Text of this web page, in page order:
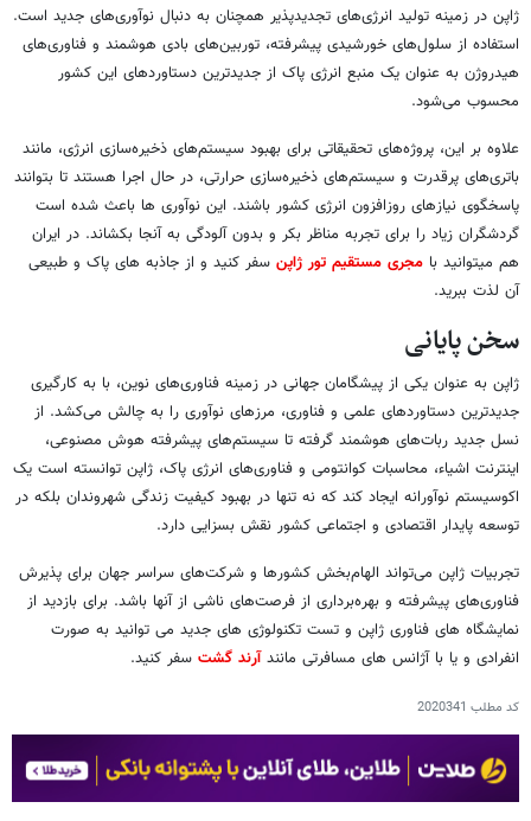
ژاپن در زمینه تولید انرژی‌های تجدیدپذیر همچنان به دنبال نوآوری‌های جدید است.
استفاده از سلول‌های خورشیدی پیشرفته، توربین‌های بادی هوشمند و فناوری‌های
هیدروژن به عنوان یک منبع انرژی پاک از جدیدترین دستاوردهای این کشور
محسوب می‌شود.
علاوه بر این، پروژه‌های تحقیقاتی برای بهبود سیستم‌های ذخیره‌سازی انرژی، مانند
باتری‌های پرقدرت و سیستم‌های ذخیره‌سازی حرارتی، در حال اجرا هستند تا بتوانند
پاسخگوی نیازهای روزافزون انرژی کشور باشند. این نوآوری ها باعث شده است
گردشگران زیاد را برای تجربه مناظر بکر و بدون آلودگی به آنجا بکشاند. در ایران
هم میتوانید با مجری مستقیم تور ژاپن سفر کنید و از جاذبه های پاک و طبیعی
آن لذت ببرید.
سخن پایانی
ژاپن به عنوان یکی از پیشگامان جهانی در زمینه فناوری‌های نوین، با به کارگیری
جدیدترین دستاوردهای علمی و فناوری، مرزهای نوآوری را به چالش می‌کشد. از
نسل جدید ربات‌های هوشمند گرفته تا سیستم‌های پیشرفته هوش مصنوعی،
اینترنت اشیاء، محاسبات کوانتومی و فناوری‌های انرژی پاک، ژاپن توانسته است یک
اکوسیستم نوآورانه ایجاد کند که نه تنها در بهبود کیفیت زندگی شهروندان بلکه در
توسعه پایدار اقتصادی و اجتماعی کشور نقش بسزایی دارد.
تجربیات ژاپن می‌تواند الهام‌بخش کشورها و شرکت‌های سراسر جهان برای پذیرش
فناوری‌های پیشرفته و بهره‌برداری از فرصت‌های ناشی از آنها باشد. برای بازدید از
نمایشگاه های فناوری ژاپن و تست تکنولوژی های جدید می توانید به صورت
انفرادی و یا با آژانس های مسافرتی مانندآرند گشت سفر کنید.
کد مطلب 2020341